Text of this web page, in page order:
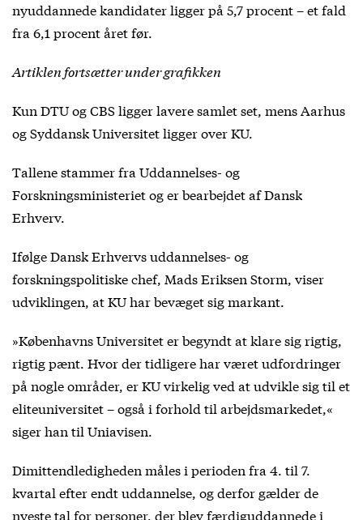
nyuddannede kandidater ligger på 5,7 procent – et fald
fra 6,1 procent året før.
Artiklen fortsætter under grafikken
Kun DTU og CBS ligger lavere samlet set, mens Aarhus
og Syddansk Universitet ligger over KU.
Tallene stammer fra Uddannelses- og
Forskningsministeriet og er bearbejdet af Dansk
Erhverv.
Ifølge Dansk Erhvervs uddannelses- og
forskningspolitiske chef, Mads Eriksen Storm, viser
udviklingen, at KU har bevæget sig markant.
»Københavns Universitet er begyndt at klare sig rigtig,
rigtig pænt. Hvor der tidligere har været udfordringer
på nogle områder, er KU virkelig ved at udvikle sig til et
eliteuniversitet – også i forhold til arbejdsmarkedet,«
siger han til Uniavisen.
Dimittendledigheden måles i perioden fra 4. til 7.
kvartal efter endt uddannelse, og derfor gælder de
nyeste tal for personer, der blev færdiguddannede i